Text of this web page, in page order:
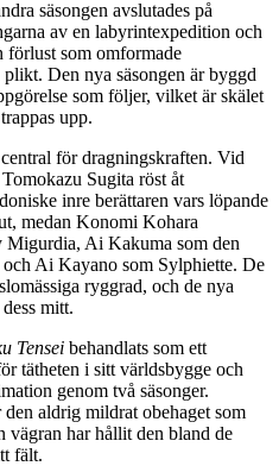
säsongen avslutades på
av en labyrintexpedition och
som omformade
Den nya säsongen är byggd
som följer, vilket är skälet
upp.
för dragningskraften. Vid
Sugita röst åt
inre berättaren vars löpande
medan Konomi Kohara
Migurdia, Ai Kakuma som den
Ai Kayano som Sylphiette. De
ryggrad, och de nya
mitt.
Tensei behandlats som ett
tätheten i sitt världsbygge och
genom två säsonger.
aldrig mildrat obehaget som
vägran har hållit den bland de
fält.